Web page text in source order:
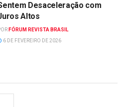
Desaceleração com
Altos
FÓRUM REVISTA BRASIL
6 DE FEVEREIRO DE 2026